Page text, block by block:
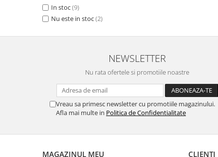
PATCHWORK WILLOW
FLORENTINE TURQUOISE
ANTHEMION GREY
JARDIN
In stoc(9)
Nu este in stoc(2)
NEWSLETTER
Nu rata ofertele si promotiile noastre
Vreau sa primesc newsletter cu promotiile magazinului.
Afla mai multe in Politica de Confidentialitate
MAGAZINUL MEU CLIENTI